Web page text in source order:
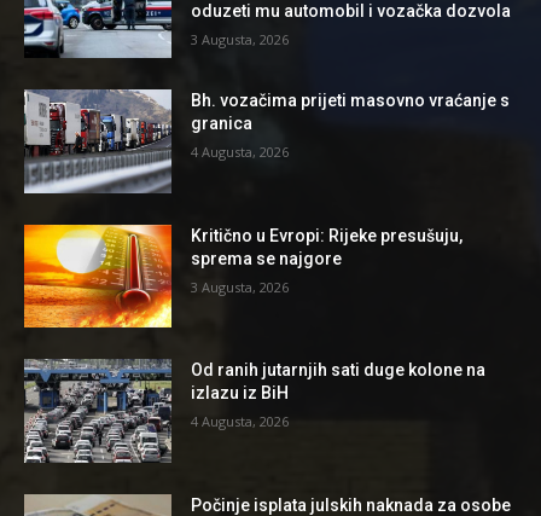
oduzeti mu automobil i vozačka dozvola
3 Augusta, 2026
Bh. vozačima prijeti masovno vraćanje s
granica
4 Augusta, 2026
Kritično u Evropi: Rijeke presušuju,
sprema se najgore
3 Augusta, 2026
Od ranih jutarnjih sati duge kolone na
izlazu iz BiH
4 Augusta, 2026
Počinje isplata julskih naknada za osobe